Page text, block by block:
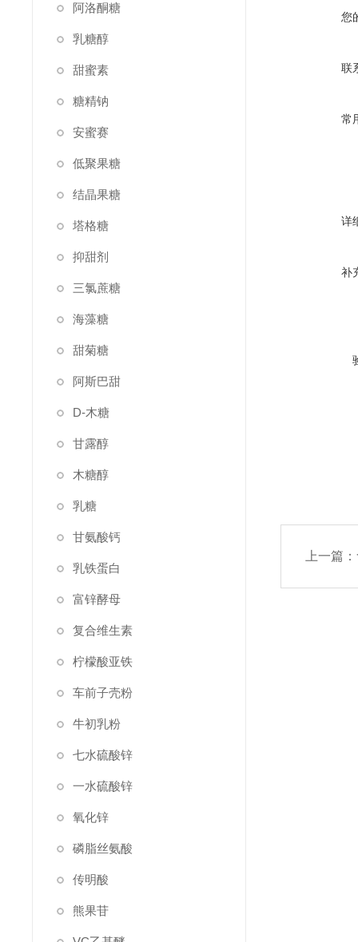
阿洛酮糖
乳糖醇
甜蜜素
糖精钠
安蜜赛
低聚果糖
结晶果糖
塔格糖
抑甜剂
三氯蔗糖
海藻糖
甜菊糖
阿斯巴甜
D-木糖
甘露醇
木糖醇
乳糖
甘氨酸钙
乳铁蛋白
富锌酵母
复合维生素
柠檬酸亚铁
车前子壳粉
牛初乳粉
七水硫酸锌
一水硫酸锌
氧化锌
磷脂丝氨酸
传明酸
熊果苷
您
联
常
详
补
上一篇：